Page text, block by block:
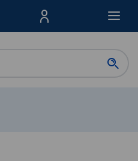
Menu Produktów,